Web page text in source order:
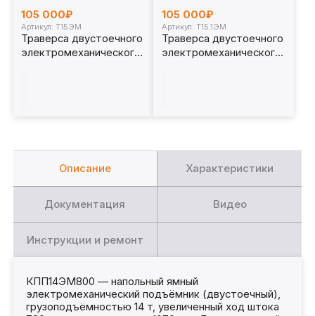
105 000₽
Артикул: Т15ЭМ
Траверса двустоечного
электромеханического
105 000₽
Артикул: Т15.1ЭМ
Траверса двустоечного
электромеханического
Описание Характеристики
Документация Видео
Инструкции и ремонт
КПП14ЭМ800 — напольный ямный
электромеханический подъёмник (двустоечный),
грузоподъёмностью 14 т, увеличенный ход штока